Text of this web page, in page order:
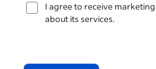
I agree to receive
about its services.